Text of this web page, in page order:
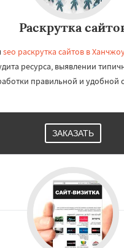
Раскрутка
seo раскрутка сайтов в
ресурса, выявлении
правильной и удобной
ЗАКАЗАТЬ